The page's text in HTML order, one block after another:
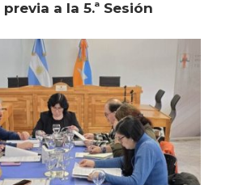
a la 5.ª Sesión